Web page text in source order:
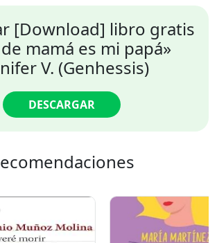
[Download] libro gratis
mamá es mi papá»
V. (Genhessis)
DESCARGAR